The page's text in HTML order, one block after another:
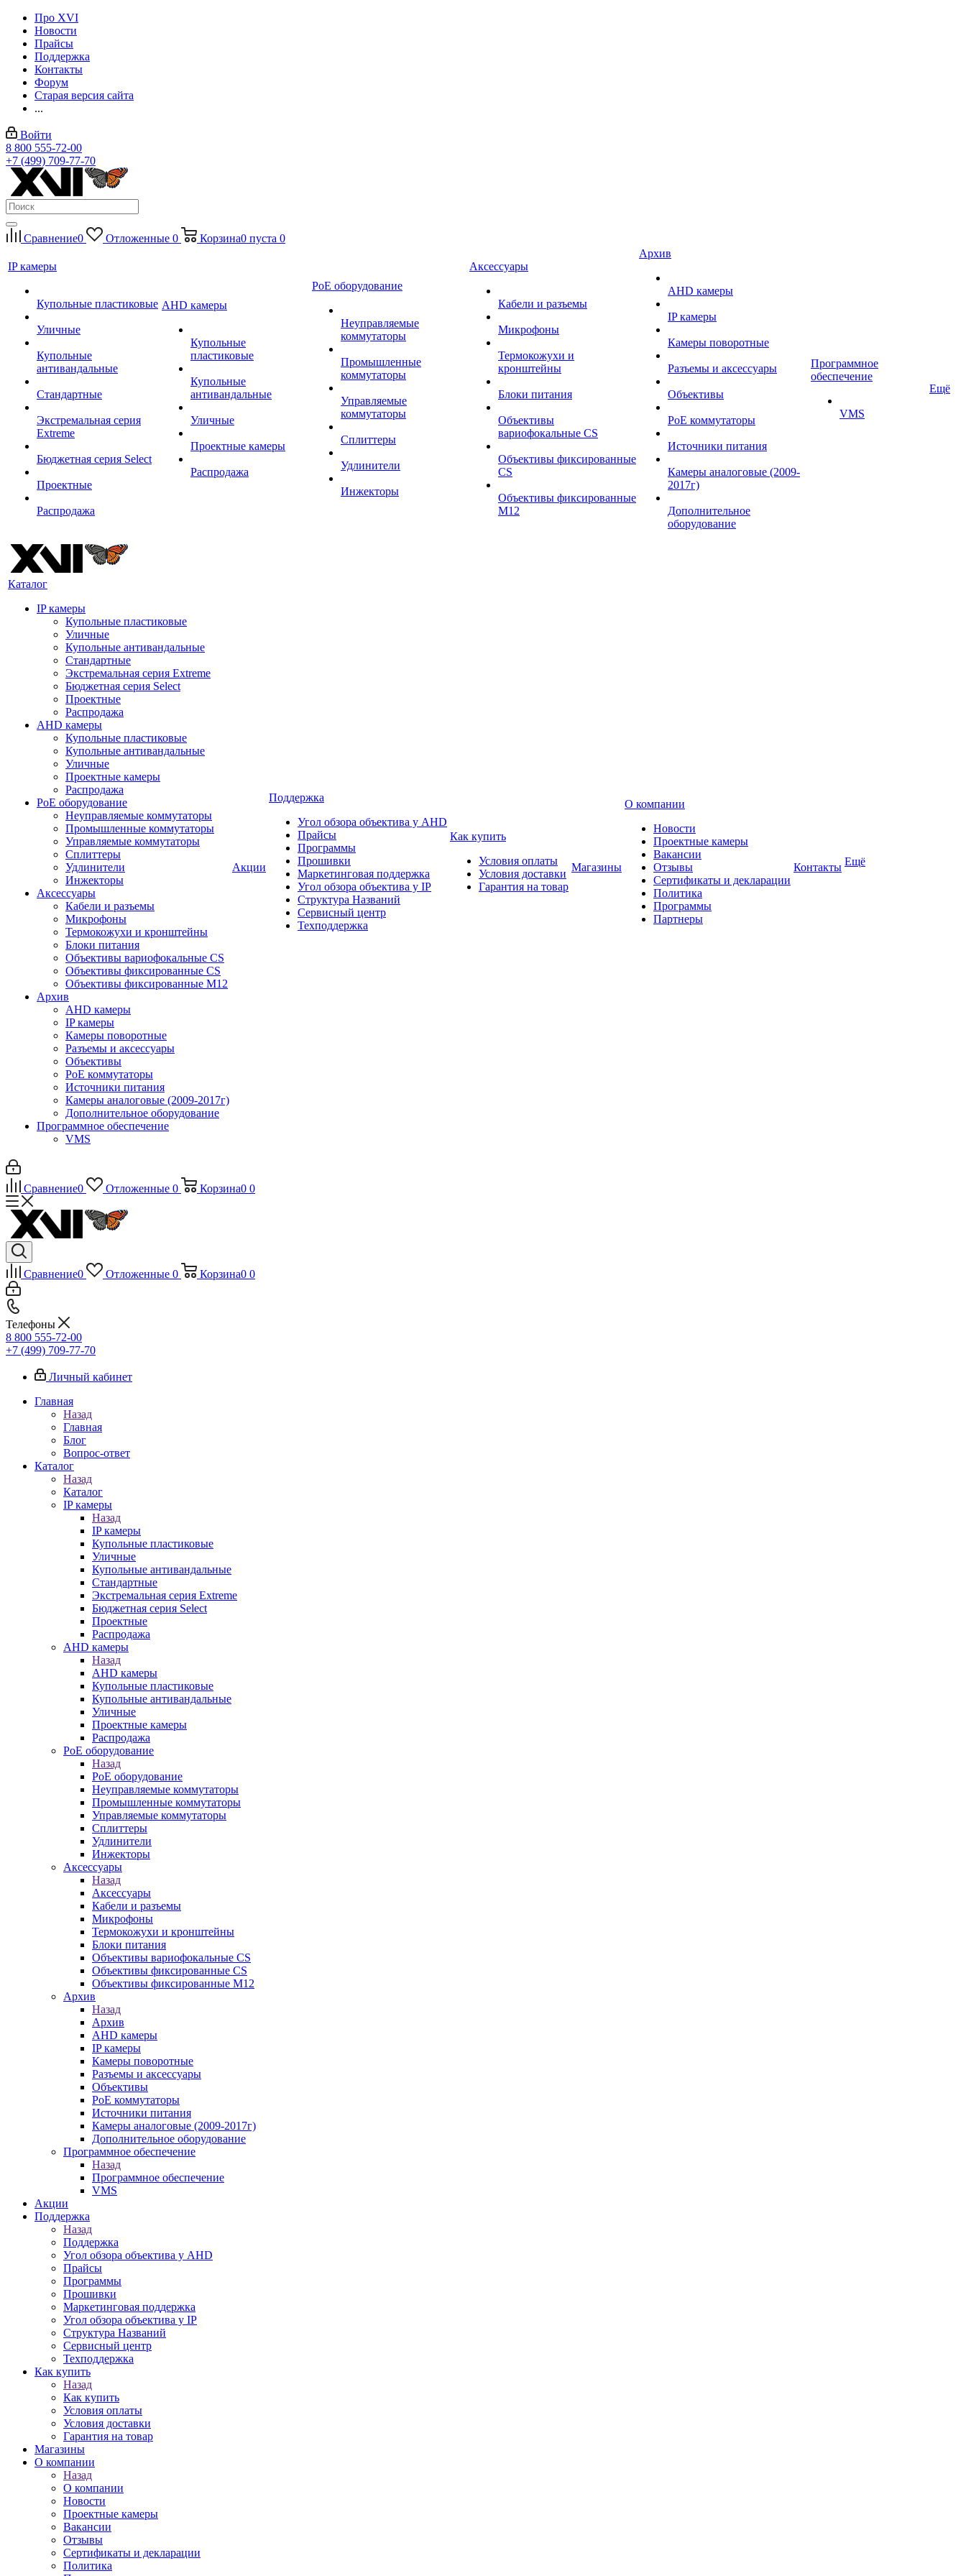
Про XVI
Новости
Прайсы
Поддержка
Контакты
Форум
Старая версия сайта
...
Войти
8 800 555-72-00
+7 (499) 709-77-70
Сравнение0 Отложенные 0 Корзина0 пуста 0
IP камеры
Купольные пластиковые
Уличные
Купольные
антивандальные
Стандартные
Экстремальная серия
Extreme
Бюджетная серия Select
Проектные
Распродажа
AHD камеры
Купольные
пластиковые
Купольные
антивандальные
Уличные
Проектные камеры
Распродажа
PoE оборудование
Неуправляемые
коммутаторы
Промышленные
коммутаторы
Управляемые
коммутаторы
Сплиттеры
Удлинители
Инжекторы
Аксессуары
Кабели и разъемы
Микрофоны
Термокожухи и
кронштейны
Блоки питания
Объективы
вариофокальные CS
Объективы фиксированные
CS
Объективы фиксированные
М12
Архив
AHD камеры
IP камеры
Камеры поворотные
Разъемы и аксессуары
Объективы
PoE коммутаторы
Источники питания
Камеры аналоговые (2009-
2017г)
Дополнительное
оборудование
Программное
обеспечение
VMS
Ещё
Каталог
IP камеры
Купольные пластиковые
Уличные
Купольные антивандальные
Стандартные
Экстремальная серия Extreme
Бюджетная серия Select
Проектные
Распродажа
AHD камеры
Купольные пластиковые
Купольные антивандальные
Уличные
Проектные камеры
Распродажа
PoE оборудование
Неуправляемые коммутаторы
Промышленные коммутаторы
Управляемые коммутаторы
Сплиттеры
Удлинители
Инжекторы
Аксессуары
Кабели и разъемы
Микрофоны
Термокожухи и кронштейны
Блоки питания
Объективы вариофокальные CS
Объективы фиксированные CS
Объективы фиксированные М12
Архив
AHD камеры
IP камеры
Камеры поворотные
Разъемы и аксессуары
Объективы
PoE коммутаторы
Источники питания
Камеры аналоговые (2009-2017г)
Дополнительное оборудование
Программное обеспечение
VMS
Акции
Поддержка
Угол обзора объектива у AHD
Прайсы
Программы
Прошивки
Маркетинговая поддержка
Угол обзора объектива у IP
Структура Названий
Сервисный центр
Техподдержка
Как купить
Условия оплаты
Условия доставки
Гарантия на товар
Магазины
О компании
Новости
Проектные камеры
Вакансии
Отзывы
Сертификаты и декларации
Политика
Программы
Партнеры
Контакты Ещё
Сравнение0 Отложенные 0 Корзина0 0
Сравнение0 Отложенные 0 Корзина0 0
Телефоны
8 800 555-72-00
+7 (499) 709-77-70
Личный кабинет
Главная
Назад
Главная
Блог
Вопрос-ответ
Каталог
Назад
Каталог
IP камеры
Назад
IP камеры
Купольные пластиковые
Уличные
Купольные антивандальные
Стандартные
Экстремальная серия Extreme
Бюджетная серия Select
Проектные
Распродажа
AHD камеры
Назад
AHD камеры
Купольные пластиковые
Купольные антивандальные
Уличные
Проектные камеры
Распродажа
PoE оборудование
Назад
PoE оборудование
Неуправляемые коммутаторы
Промышленные коммутаторы
Управляемые коммутаторы
Сплиттеры
Удлинители
Инжекторы
Аксессуары
Назад
Аксессуары
Кабели и разъемы
Микрофоны
Термокожухи и кронштейны
Блоки питания
Объективы вариофокальные CS
Объективы фиксированные CS
Объективы фиксированные М12
Архив
Назад
Архив
AHD камеры
IP камеры
Камеры поворотные
Разъемы и аксессуары
Объективы
PoE коммутаторы
Источники питания
Камеры аналоговые (2009-2017г)
Дополнительное оборудование
Программное обеспечение
Назад
Программное обеспечение
VMS
Акции
Поддержка
Назад
Поддержка
Угол обзора объектива у AHD
Прайсы
Программы
Прошивки
Маркетинговая поддержка
Угол обзора объектива у IP
Структура Названий
Сервисный центр
Техподдержка
Как купить
Назад
Как купить
Условия оплаты
Условия доставки
Гарантия на товар
Магазины
О компании
Назад
О компании
Новости
Проектные камеры
Вакансии
Отзывы
Сертификаты и декларации
Политика